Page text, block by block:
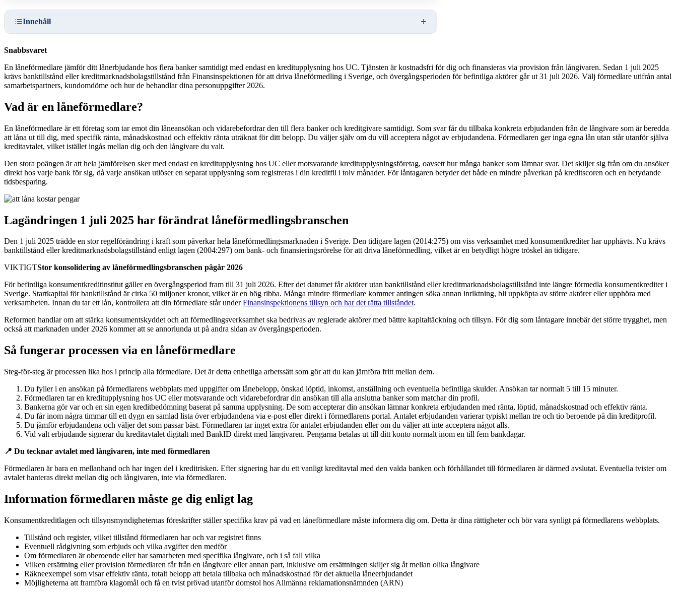
Innehåll
Snabbsvaret
En låneförmedlare jämför ditt lånerbjudande hos flera banker samtidigt med endast en kreditupplysning hos UC. Tjänsten är kostnadsfri för dig och finansieras via provision från långivaren. Sedan 1 juli 2025
krävs banktillstånd eller kreditmarknadsbolagstillstånd från Finansinspektionen för att driva låneförmedling i Sverige, och övergångsperioden för befintliga aktörer går ut 31 juli 2026. Välj förmedlare utifrån antal
samarbetspartners, kundomdöme och hur de behandlar dina personuppgifter 2026.
Vad är en låneförmedlare?
En låneförmedlare är ett företag som tar emot din låneansökan och vidarebefordrar den till flera banker och kreditgivare samtidigt. Som svar får du tillbaka konkreta erbjudanden från de långivare som är beredda
att låna ut till dig, med specifik ränta, månadskostnad och effektiv ränta uträknat för ditt belopp. Du väljer själv om du vill acceptera något av erbjudandena. Förmedlaren ger inga egna lån utan står utanför själva
kreditavtalet, vilket istället ingås mellan dig och den långivare du valt.
Den stora poängen är att hela jämförelsen sker med endast en kreditupplysning hos UC eller motsvarande kreditupplysningsföretag, oavsett hur många banker som lämnar svar. Det skiljer sig från om du ansöker
direkt hos varje bank för sig, då varje ansökan utlöser en separat upplysning som registreras i din kreditfil i tolv månader. För låntagaren betyder det både en mindre påverkan på kreditscoren och en betydande
tidsbesparing.
Lagändringen 1 juli 2025 har förändrat låneförmedlingsbranschen
Den 1 juli 2025 trädde en stor regelförändring i kraft som påverkar hela låneförmedlingsmarknaden i Sverige. Den tidigare lagen (2014:275) om viss verksamhet med konsumentkrediter har upphävts. Nu krävs
banktillstånd eller kreditmarknadsbolagstillstånd enligt lagen (2004:297) om bank- och finansieringsrörelse för att driva låneförmedling, vilket är en betydligt högre tröskel än tidigare.
VIKTIGTStor konsolidering av låneförmedlingsbranschen pågår 2026
För befintliga konsumentkreditinstitut gäller en övergångsperiod fram till 31 juli 2026. Efter det datumet får aktörer utan banktillstånd eller kreditmarknadsbolagstillstånd inte längre förmedla konsumentkrediter i
Sverige. Startkapital för banktillstånd är cirka 50 miljoner kronor, vilket är en hög ribba. Många mindre förmedlare kommer antingen söka annan inriktning, bli uppköpta av större aktörer eller upphöra med
verksamheten. Innan du tar ett lån, kontrollera att din förmedlare står underFinansinspektionens tillsyn och har det rätta tillståndet.
Reformen handlar om att stärka konsumentskyddet och att förmedlingsverksamhet ska bedrivas av reglerade aktörer med bättre kapitaltäckning och tillsyn. För dig som låntagare innebär det större trygghet, men
också att marknaden under 2026 kommer att se annorlunda ut på andra sidan av övergångsperioden.
Så fungerar processen via en låneförmedlare
Steg-för-steg är processen lika hos i princip alla förmedlare. Det är detta enhetliga arbetssätt som gör att du kan jämföra fritt mellan dem.
Du fyller i en ansökan på förmedlarens webbplats med uppgifter om lånebelopp, önskad löptid, inkomst, anställning och eventuella befintliga skulder. Ansökan tar normalt 5 till 15 minuter.
Förmedlaren tar en kreditupplysning hos UC eller motsvarande och vidarebefordrar din ansökan till alla anslutna banker som matchar din profil.
Bankerna gör var och en sin egen kreditbedömning baserat på samma upplysning. De som accepterar din ansökan lämnar konkreta erbjudanden med ränta, löptid, månadskostnad och effektiv ränta.
Du får inom några timmar till ett dygn en samlad lista över erbjudandena via e-post eller direkt i förmedlarens portal. Antalet erbjudanden varierar typiskt mellan tre och tio beroende på din kreditprofil.
Du jämför erbjudandena och väljer det som passar bäst. Förmedlaren tar inget extra för antalet erbjudanden eller om du väljer att inte acceptera något alls.
Vid valt erbjudande signerar du kreditavtalet digitalt med BankID direkt med långivaren. Pengarna betalas ut till ditt konto normalt inom en till fem bankdagar.
📍 Du tecknar avtalet med långivaren, inte med förmedlaren
Förmedlaren är bara en mellanhand och har ingen del i kreditrisken. Efter signering har du ett vanligt kreditavtal med den valda banken och förhållandet till förmedlaren är därmed avslutat. Eventuella tvister om
avtalet hanteras direkt mellan dig och långivaren, inte via förmedlaren.
Information förmedlaren måste ge dig enligt lag
Konsumentkreditlagen och tillsynsmyndigheternas föreskrifter ställer specifika krav på vad en låneförmedlare måste informera dig om. Detta är dina rättigheter och bör vara synligt på förmedlarens webbplats.
Tillstånd och register, vilket tillstånd förmedlaren har och var registret finns
Eventuell rådgivning som erbjuds och vilka avgifter den medför
Om förmedlaren är oberoende eller har samarbeten med specifika långivare, och i så fall vilka
Vilken ersättning eller provision förmedlaren får från en långivare eller annan part, inklusive om ersättningen skiljer sig åt mellan olika långivare
Räkneexempel som visar effektiv ränta, totalt belopp att betala tillbaka och månadskostnad för det aktuella låneerbjudandet
Möjligheterna att framföra klagomål och få en tvist prövad utanför domstol hos Allmänna reklamationsnämnden (ARN)